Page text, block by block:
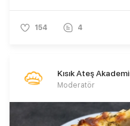
154 4
Kısık Ateş Akademi
Moderatör